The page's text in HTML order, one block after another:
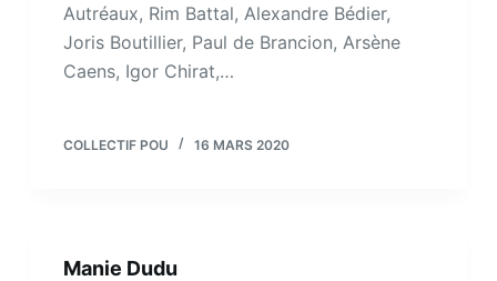
Autréaux, Rim Battal, Alexandre Bédier,
Joris Boutillier, Paul de Brancion, Arsène
Caens, Igor Chirat,…
COLLECTIF POU 16 MARS 2020
Manie Dudu